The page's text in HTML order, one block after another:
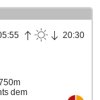
20:30
dem